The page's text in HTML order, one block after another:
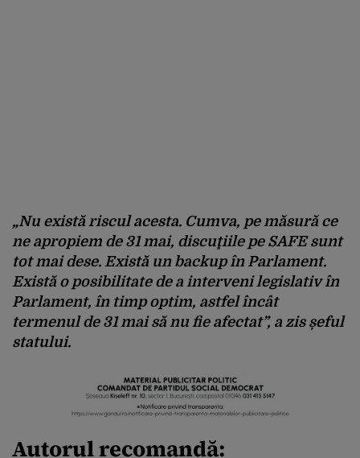
„Nu există riscul acesta. Cumva, pe măsură ce
ne apropiem de 31 mai, discuţiile pe SAFE sunt
tot mai dese. Există un backup în Parlament.
Există o posibilitate de a interveni legislativ în
Parlament, în timp optim, astfel încât
termenul de 31 mai să nu fie afectat”, a zis șeful
statului.
Autorul recomandă: